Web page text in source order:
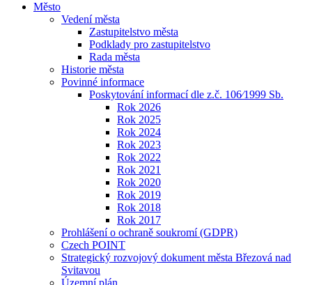
Město
Vedení města
Zastupitelstvo města
Podklady pro zastupitelstvo
Rada města
Historie města
Povinné informace
Poskytování informací dle z.č. 106⁄1999 Sb.
Rok 2026
Rok 2025
Rok 2024
Rok 2023
Rok 2022
Rok 2021
Rok 2020
Rok 2019
Rok 2018
Rok 2017
Prohlášení o ochraně soukromí (GDPR)
Czech POINT
Strategický rozvojový dokument města Březová nad
Svitavou
Územní plán